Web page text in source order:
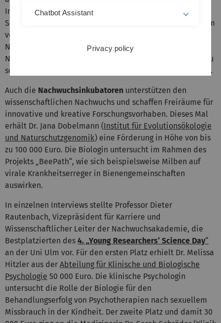
Indikator für die Gesundheit der Europäischen
Sumpfschildkröte. Die Anschubfinanzierung erfolgt in Form
von Sach- und Personalmitteln und soll
Nachwuchswissenschaftlerinnen und
Nachwuchswissenschaftlern helfen, ihr Forschungsprofil zu
schärfen sowie Förderanträge für Drittmittel zu schreiben.
Auch die Nachwuchsinkubatoren unterstützen den
wissenschaftlichen Nachwuchs und schaffen Freiräume für
innovative und kreative Forschungsvorhaben. Dieses Mal
erhält Dr. Jana Dobelmann (Institut für Evolutionsökologie
und Naturschutzgenomik) eine Förderung in Höhe von bis
zu 100 000 Euro. Die Biologin untersucht im Rahmen des
Projekts „BeePath“, wie sich beispielsweise Milben auf
virale Krankheitserreger in Bienengemeinschaften
auswirken.
In einzelnen Interviews stellte Professor Dieter
Rautenbach, Vizepräsident für Karriere und
Wissenschaftlicher Leiter der Nachwuchsakademie, die
Bestplatzierten des 4. „Young Researchers‘ Science Day“
an der Uni Ulm vor. Für den ersten Platz erhielt Dr. Melissa
Hitzler aus der Abteilung für Klinische und Biologische
Psychologie 50 000 Euro. Die klinische Psychologin
untersucht die Rolle der Biologie für den
Behandlungserfolg von Psychotherapien nach sexuellem
Missbrauch in der Kindheit. Der zweite Platz und damit 30
Chatbot Assistant
Privacy policy